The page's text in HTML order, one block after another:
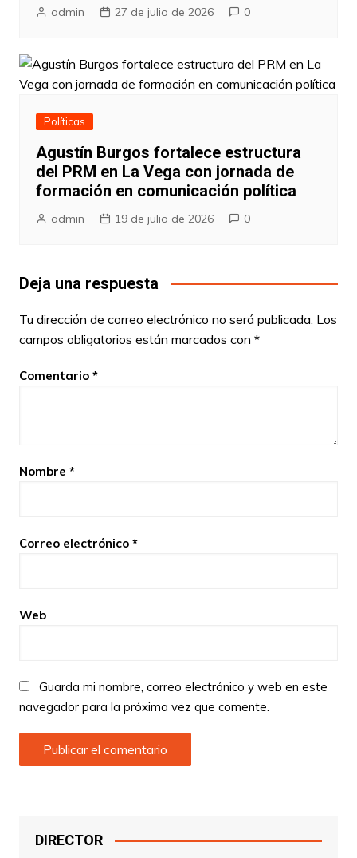
admin 27 de julio de 2026 0
Políticas
Agustín Burgos fortalece estructura
del PRM en La Vega con jornada de
formación en comunicación política
admin 19 de julio de 2026 0
Deja una respuesta
Tu dirección de correo electrónico no será publicada. Los
campos obligatorios están marcados con *
Comentario *
Nombre *
Correo electrónico *
Web
Guarda mi nombre, correo electrónico y web en este
navegador para la próxima vez que comente.
DIRECTOR